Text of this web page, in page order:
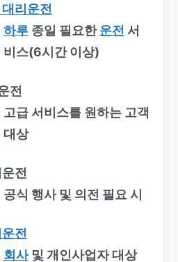
리운전
하루종일 필요한운전 서
비스(6시간 이상)
전
고급 서비스를 원하는 고객
대상
전
공식 행사 및 의전 필요 시
전
회사및 개인사업자 대상